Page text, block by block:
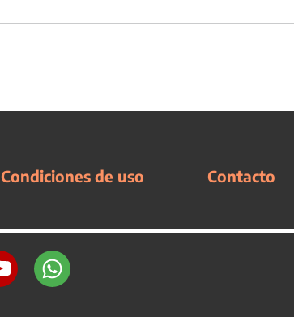
Condiciones de uso Contacto